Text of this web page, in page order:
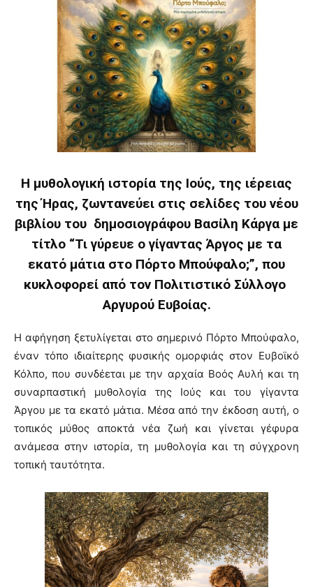
Η μυθολογική ιστορία της Ιούς, της ιέρειας
της Ήρας, ζωντανεύει στις σελίδες του νέου
βιβλίου του δημοσιογράφου Βασίλη Κάργα με
τίτλο “Τι γύρευε ο γίγαντας Άργος με τα
εκατό μάτια στο Πόρτο Μπούφαλο;”, που
κυκλοφορεί από τον Πολιτιστικό Σύλλογο
Αργυρού Ευβοίας.
Η αφήγηση ξετυλίγεται στο σημερινό Πόρτο Μπούφαλο,
έναν τόπο ιδιαίτερης φυσικής ομορφιάς στον Ευβοϊκό
Κόλπο, που συνδέεται με την αρχαία Βοός Αυλή και τη
συναρπαστική μυθολογία της Ιούς και του γίγαντα
Άργου με τα εκατό μάτια. Μέσα από την έκδοση αυτή, ο
τοπικός μύθος αποκτά νέα ζωή και γίνεται γέφυρα
ανάμεσα στην ιστορία, τη μυθολογία και τη σύγχρονη
τοπική ταυτότητα.